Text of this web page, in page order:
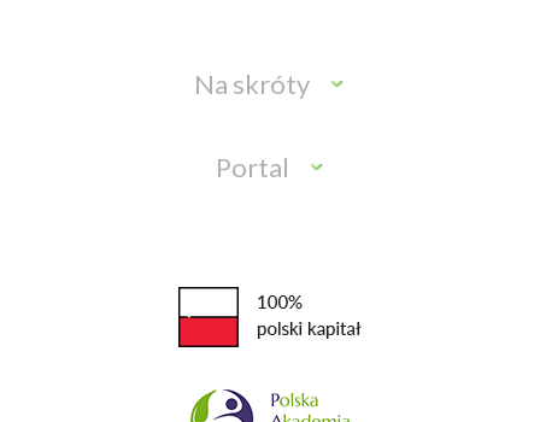
Na skróty
Portal